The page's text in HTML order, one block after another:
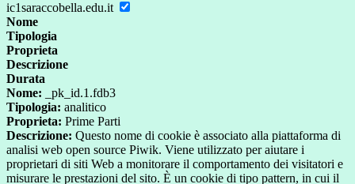
ic1saraccobella.edu.it
Nome
Tipologia
Proprieta
Descrizione
Durata
Nome: _pk_id.1.fdb3
Tipologia: analitico
Proprieta: Prime Parti
Descrizione: Questo nome di cookie è associato alla piattaforma di
analisi web open source Piwik. Viene utilizzato per aiutare i
proprietari di siti Web a monitorare il comportamento dei visitatori e
misurare le prestazioni del sito. È un cookie di tipo pattern, in cui il